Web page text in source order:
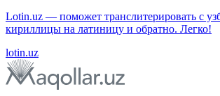
Lotin.uz — поможет транслитерировать с
кириллицы на латиницу и обратно. Легко!
lotin.uz